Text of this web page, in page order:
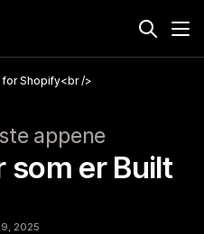
for Shopify<br />
appene
som er Built
2025